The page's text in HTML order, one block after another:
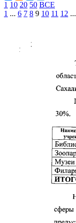
1 10 20 50 ВСЕ
1 ... 6 7 8 9 10 11 12 ...